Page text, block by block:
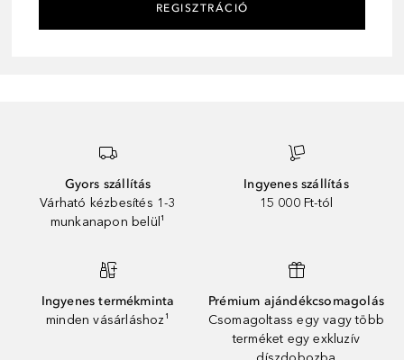
REGISZTRÁCIÓ
Gyors szállítás
Várható kézbesítés 1-3
munkanapon belül¹
Ingyenes szállítás
15 000 Ft-tól
Ingyenes termékminta
minden vásárláshoz¹
Prémium ajándékcsomagolás
Csomagoltass egy vagy több
terméket egy exkluzív